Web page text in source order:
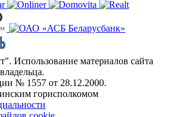
Использование материалов сайта
№ 1557 от 28.12.2000.
горисполкомом